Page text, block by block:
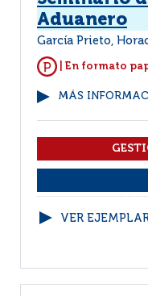
Aduanero
García Prieto,
| En formato
MÁS
VER